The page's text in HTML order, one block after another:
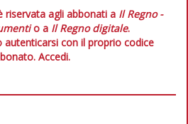
riservata agli abbonati a Il Regno -
o a Il Regno digitale.
autenticarsi con il proprio codice
Accedi.